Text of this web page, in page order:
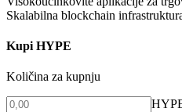
Skalabilna blockchain
Kupi HYPE
Količina za kupnju